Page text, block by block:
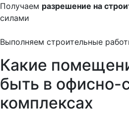
Получаем разрешение на
силами
Выполняем строительные
Какие
быть в офисно-
комплексах